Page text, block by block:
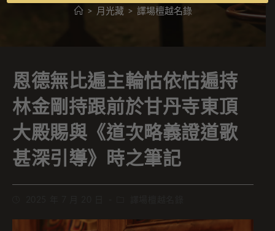
> 月光藏 > 譯場檀越名錄
恩德無比遍主輪怙依怙遍持
林金剛持跟前於甘丹寺東頂
大殿賜與《道次略義證道歌
甚深引導》時之筆記